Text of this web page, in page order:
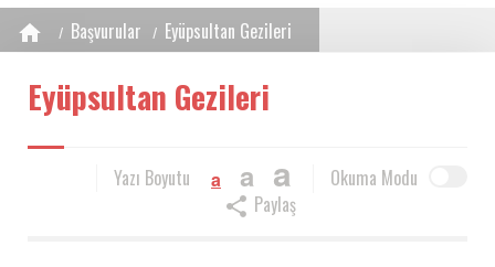
Başvurular Eyüpsultan Gezileri
Eyüpsultan Gezileri
Okuma Modu
Yazı Boyutu a a a
Paylaş